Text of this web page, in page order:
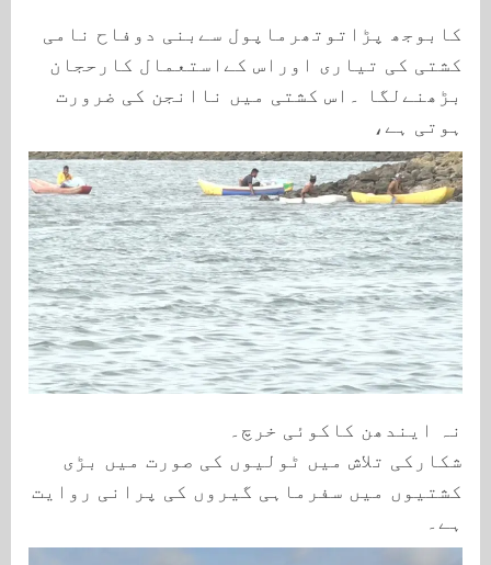
کابوجھ پڑاتوتھرماپول سےبنی دوفاح نامی
کشتی کی تیاری اوراس کےاستعمال کارحجان
بڑھنےلگا ۔اس کشتی میں ناانجن کی ضرورت
ہوتی ہے،
نہ ایندھن کاکوئی خرچ۔
شکارکی تلاش میں ٹولیوں کی صورت میں بڑی
کشتیوں میں سفرماہی گیروں کی پرانی روایت
ہے۔